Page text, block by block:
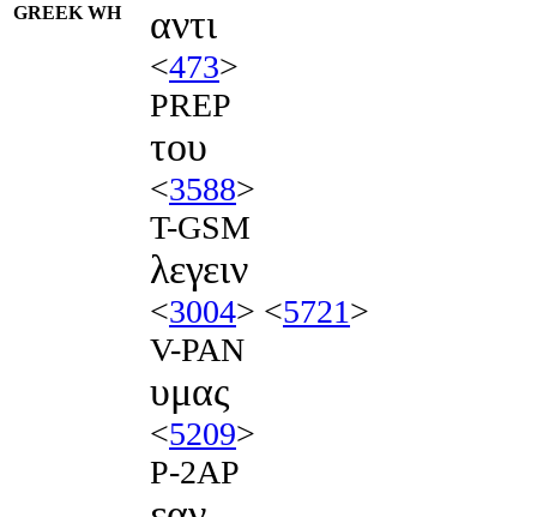
GREEK WH αντι
<473>
PREP
του
<3588>
T-GSM
λεγειν
<3004> <5721>
V-PAN
υμας
<5209>
P-2AP